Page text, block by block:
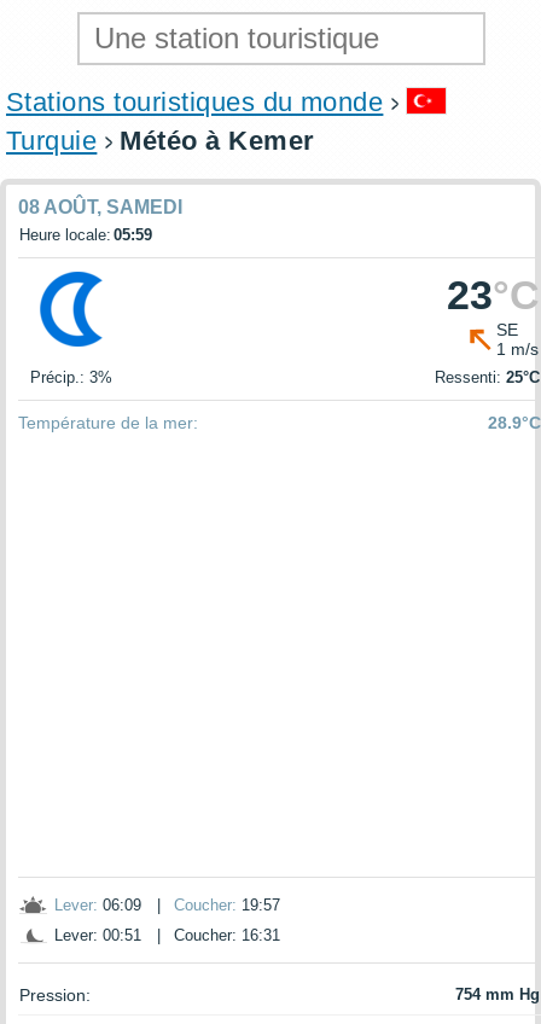
Stations touristiques du monde
Turquie
Météo à Kemer
08 AOÛT, SAMEDI
Heure locale: 05:59
23°C
SE
1 m/s
Précip.: 3% Ressenti: 25°C
Température de la mer: 28.9°C
Lever: 06:09 Coucher: 19:57
Lever: 00:51
Coucher: 16:31
Pression: 754 mm Hg